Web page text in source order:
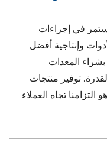
في إجراءات
وإنتاجية أفضل
المعدات
توفير منتجات
التزامنا تجاه العملاء